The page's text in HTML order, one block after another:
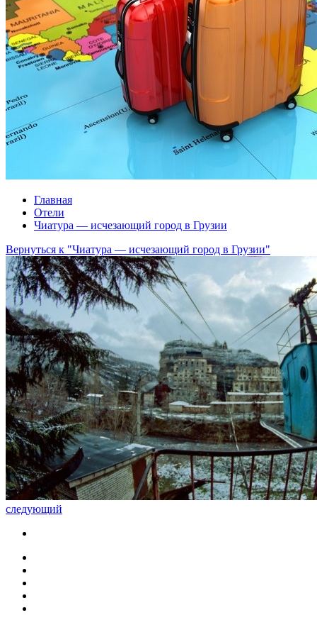
Главная
Отели
Чиатура — исчезающий город в Грузии
Вернуться к "Чиатура — исчезающий город в Грузии"
следующий